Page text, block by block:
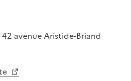
42 avenue Aristide-Briand